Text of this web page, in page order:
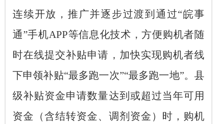
连续开放，推广并逐步过渡到通过“皖事
通”手机APP等信息化技术，方便购机者随
时在线提交补贴申请，加快实现购机者线
下申领补贴“最多跑一次”“最多跑一地”。县
级补贴资金申请数量达到或超过当年可用
资金（含结转资金、调剂资金）时，购机